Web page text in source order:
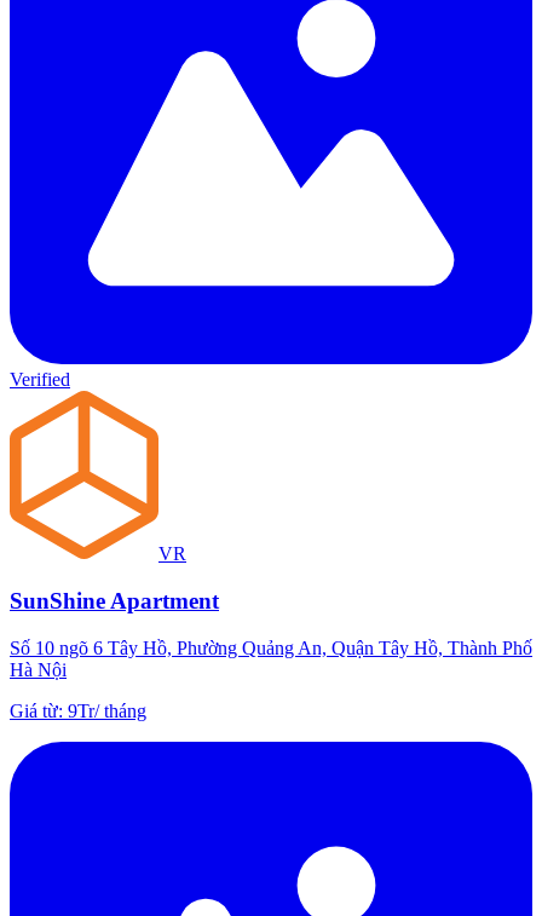
Verified
VR
SunShine Apartment
Số 10 ngõ 6 Tây Hồ, Phường Quảng An, Quận Tây Hồ, Thành Phố
Hà Nội
Giá từ: 9Tr/tháng